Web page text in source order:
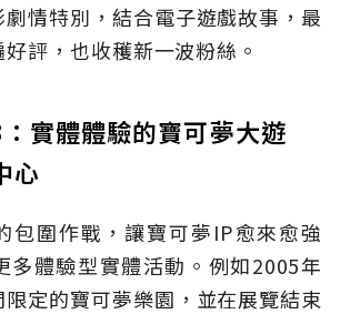
情特別，結合電子遊戲故事，最
評，也收穫新一波粉絲。
實體體驗的寶可夢大遊
心
包圍作戰，讓寶可夢IP愈來愈強
多體驗型實體活動。例如2005年
定的寶可夢樂園，並在展覽結束